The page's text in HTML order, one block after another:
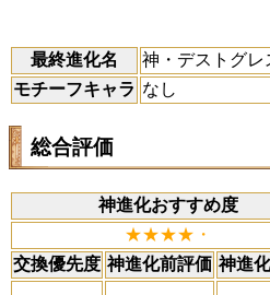
最終進化名
神・デストグレ
モチーフキャラ なし
総合評価
神進化おすすめ度
★★★★・
交換優先度 神進化前評価 神進